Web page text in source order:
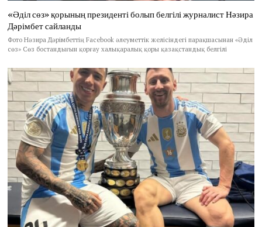
«Әділ сөз» қорының президенті болып белгілі журналист Нәзира
Дәрімбет сайланды
Фото Нәзира Дәрімбеттің Facebook әлеуметтік желісіндегі парақшасынан «Әділ
сөз» Сөз бостандығын қорғау халықаралық қоры қазақстандық белгілі